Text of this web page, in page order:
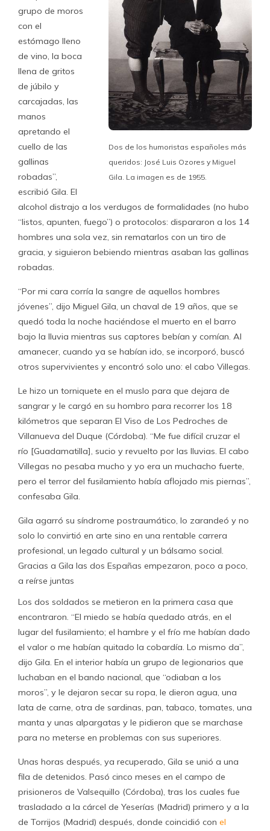
Dos de los humoristas españoles más
queridos: José Luis Ozores y Miguel
Gila. La imagen es de 1955.
grupo de moros
con el
estómago lleno
de vino, la boca
llena de gritos
de júbilo y
carcajadas, las
manos
apretando el
cuello de las
gallinas
robadas”,
escribió Gila. El
alcohol distrajo a los verdugos de formalidades (no hubo
“listos, apunten, fuego”) o protocolos: dispararon a los 14
hombres una sola vez, sin rematarlos con un tiro de
gracia, y siguieron bebiendo mientras asaban las gallinas
robadas.
“Por mi cara corría la sangre de aquellos hombres
jóvenes”, dijo Miguel Gila, un chaval de 19 años, que se
quedó toda la noche haciéndose el muerto en el barro
bajo la lluvia mientras sus captores bebían y comían. Al
amanecer, cuando ya se habían ido, se incorporó, buscó
otros supervivientes y encontró solo uno: el cabo Villegas.
Le hizo un torniquete en el muslo para que dejara de
sangrar y le cargó en su hombro para recorrer los 18
kilómetros que separan El Viso de Los Pedroches de
Villanueva del Duque (Córdoba). “Me fue difícil cruzar el
río [Guadamatilla], sucio y revuelto por las lluvias. El cabo
Villegas no pesaba mucho y yo era un muchacho fuerte,
pero el terror del fusilamiento había aflojado mis piernas”,
confesaba Gila.
Gila agarró su síndrome postraumático, lo zarandeó y no
solo lo convirtió en arte sino en una rentable carrera
profesional, un legado cultural y un bálsamo social.
Gracias a Gila las dos Españas empezaron, poco a poco,
a reírse juntas
Los dos soldados se metieron en la primera casa que
encontraron. “El miedo se había quedado atrás, en el
lugar del fusilamiento; el hambre y el frío me habían dado
el valor o me habían quitado la cobardía. Lo mismo da”,
dijo Gila. En el interior había un grupo de legionarios que
luchaban en el bando nacional, que “odiaban a los
moros”, y le dejaron secar su ropa, le dieron agua, una
lata de carne, otra de sardinas, pan, tabaco, tomates, una
manta y unas alpargatas y le pidieron que se marchase
para no meterse en problemas con sus superiores.
Unas horas después, ya recuperado, Gila se unió a una
fila de detenidos. Pasó cinco meses en el campo de
prisioneros de Valsequillo (Córdoba), tras los cuales fue
trasladado a la cárcel de Yeserías (Madrid) primero y a la
de Torrijos (Madrid) después, donde coincidió con el